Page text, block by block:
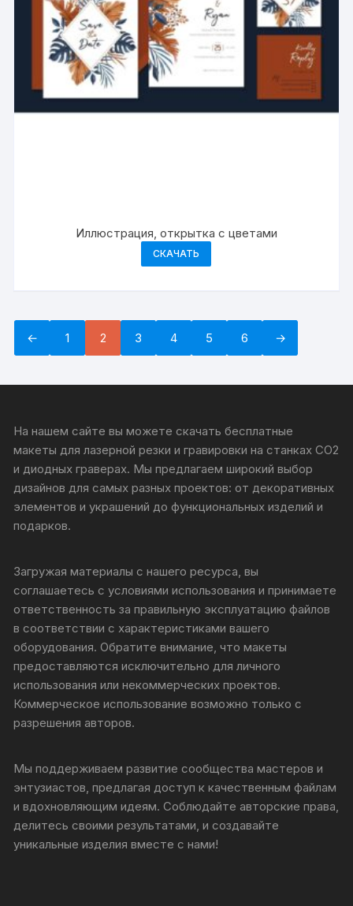
Иллюстрация, открытка с цветами
СКАЧАТЬ
← 1 2 3 4 5 6 →
На нашем сайте вы можете скачать бесплатные
макеты для лазерной резки и гравировки на станках CO2
и диодных граверах. Мы предлагаем широкий выбор
дизайнов для самых разных проектов: от декоративных
элементов и украшений до функциональных изделий и
подарков.
Загружая материалы с нашего ресурса, вы
соглашаетесь с условиями использования и принимаете
ответственность за правильную эксплуатацию файлов
в соответствии с характеристиками вашего
оборудования. Обратите внимание, что макеты
предоставляются исключительно для личного
использования или некоммерческих проектов.
Коммерческое использование возможно только с
разрешения авторов.
Мы поддерживаем развитие сообщества мастеров и
энтузиастов, предлагая доступ к качественным файлам
и вдохновляющим идеям. Соблюдайте авторские права,
делитесь своими результатами, и создавайте
уникальные изделия вместе с нами!